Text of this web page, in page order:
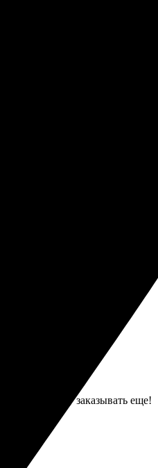
яркими и четкими,
воспоминания!
заказа, приятный
работу. Буду заказывать еще!